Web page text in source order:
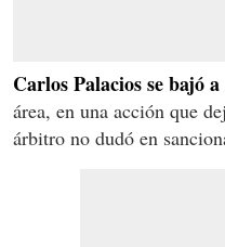
Carlos Palacios se bajó
área, en una acción que
árbitro no dudó en